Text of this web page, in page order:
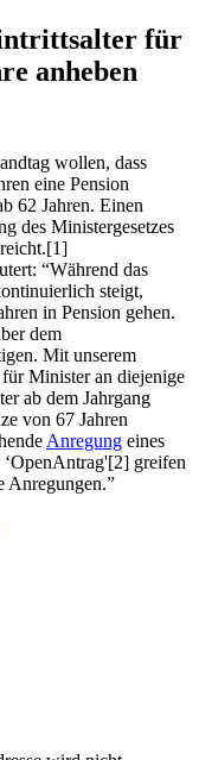
für
anheben
wollen, dass
eine Pension
62 Jahren. Einen
des Ministergesetzes
“Während das
steigt,
in Pension gehen.
dem
Mit unserem
Minister an diejenige
ab dem Jahrgang
von 67 Jahren
Anregung eines
greifen
Anregungen.”